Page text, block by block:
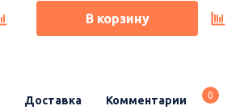
В корзину
Доставка Комментарии 0